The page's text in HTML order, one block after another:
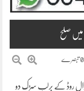
میں صلح
روڈ کے برلب سڑک دو